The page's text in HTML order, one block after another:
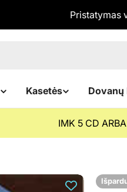
Pristatymas
Kasetės Dovanų
IMK 5 CD